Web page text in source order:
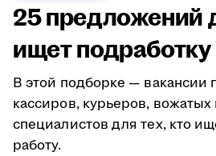
25 предложений
ищет подработку
В этой подборке — вакансии
кассиров, курьеров, вожатых
специалистов для тех, кто
работу.